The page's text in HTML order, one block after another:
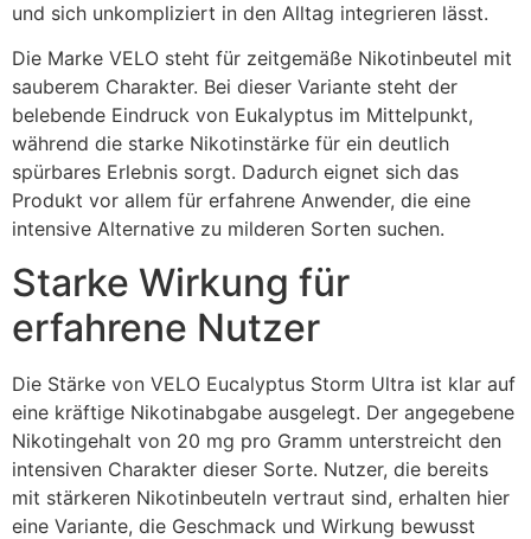
und sich unkompliziert in den Alltag integrieren lässt.
Die Marke VELO steht für zeitgemäße Nikotinbeutel mit
sauberem Charakter. Bei dieser Variante steht der
belebende Eindruck von Eukalyptus im Mittelpunkt,
während die starke Nikotinstärke für ein deutlich
spürbares Erlebnis sorgt. Dadurch eignet sich das
Produkt vor allem für erfahrene Anwender, die eine
intensive Alternative zu milderen Sorten suchen.
Starke Wirkung für
erfahrene Nutzer
Die Stärke von VELO Eucalyptus Storm Ultra ist klar auf
eine kräftige Nikotinabgabe ausgelegt. Der angegebene
Nikotingehalt von 20 mg pro Gramm unterstreicht den
intensiven Charakter dieser Sorte. Nutzer, die bereits
mit stärkeren Nikotinbeuteln vertraut sind, erhalten hier
eine Variante, die Geschmack und Wirkung bewusst